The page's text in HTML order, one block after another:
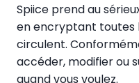
Spiice prend au
en encryptant toutes
circulent.
accéder, modifier ou
quand vous voulez.